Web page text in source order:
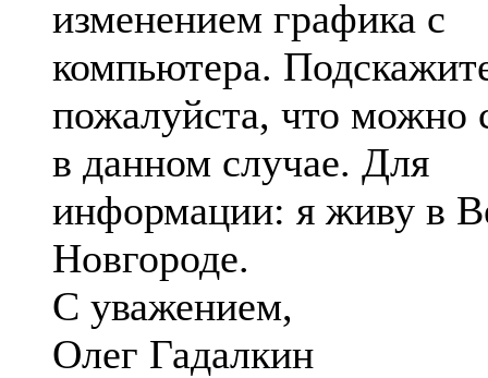
изменением графика с
компьютера.
пожалуйста, что можно
в данном случае. Для
информации: я живу в
Новгороде.
С уважением,
Олег Гадалкин